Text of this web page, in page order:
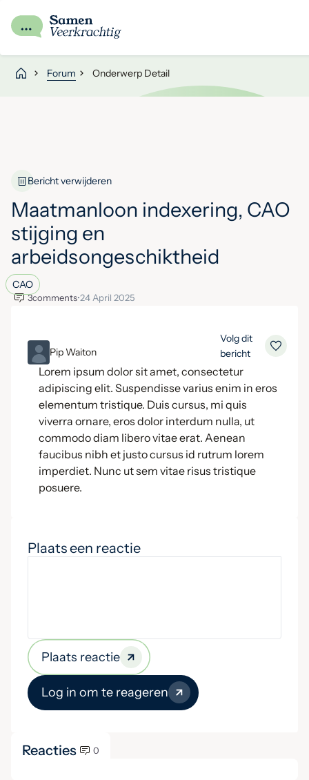
Forum Onderwerp Detail
Bericht verwijderen
Maatmanloon indexering, CAO
stijging en
arbeidsongeschiktheid
CAO
3comments•24 April 2025
ML Pip Waiton
Volg dit
bericht
Lorem ipsum dolor sit amet, consectetur
adipiscing elit. Suspendisse varius enim in eros
elementum tristique. Duis cursus, mi quis
viverra ornare, eros dolor interdum nulla, ut
commodo diam libero vitae erat. Aenean
faucibus nibh et justo cursus id rutrum lorem
imperdiet. Nunc ut sem vitae risus tristique
posuere.
Plaats een reactie
Plaats reactie
Log in om te reageren
Reacties 0